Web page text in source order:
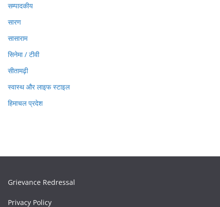
सम्पादकीय
सारण
सासाराम
सिनेमा / टीवी
सीतामढ़ी
स्वास्थ और लाइफ स्टाइल
हिमाचल प्रदेश
Grievance Redressal
Privacy Policy